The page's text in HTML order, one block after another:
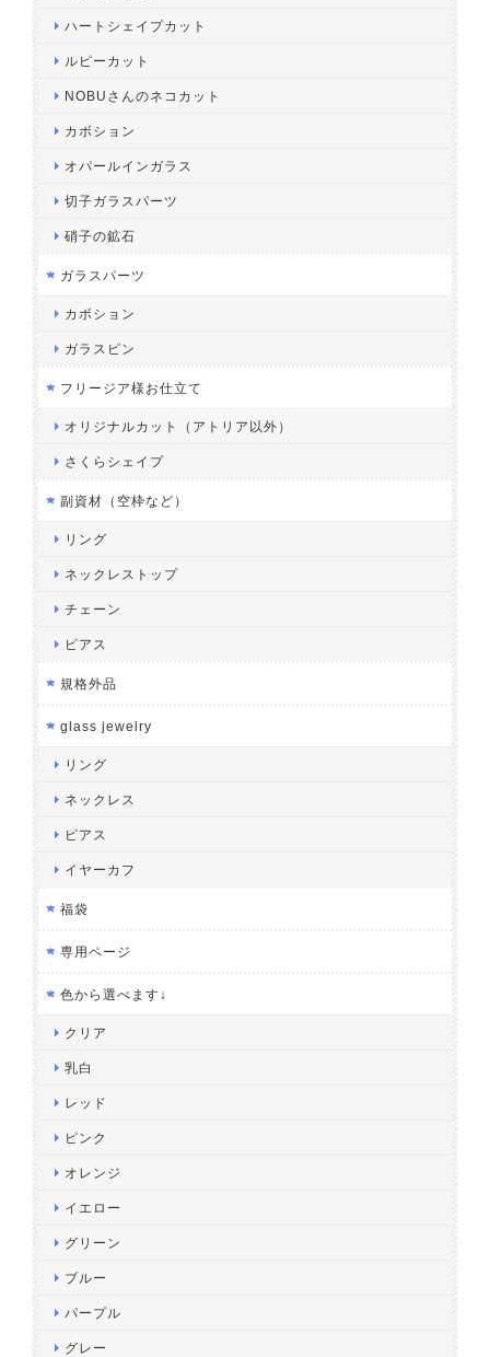
ハートシェイプカット
ルピーカット
NOBUさんのネコカット
カボション
オパールインガラス
切子ガラスパーツ
硝子の鉱石
ガラスパーツ
カボション
ガラスピン
フリージア様お仕立て
オリジナルカット（アトリア以外）
さくらシェイプ
副資材（空枠など）
リング
ネックレストップ
チェーン
ピアス
規格外品
glass jewelry
リング
ネックレス
ピアス
イヤーカフ
福袋
専用ページ
色から選べます↓
クリア
乳白
レッド
ピンク
オレンジ
イエロー
グリーン
ブルー
パープル
グレー